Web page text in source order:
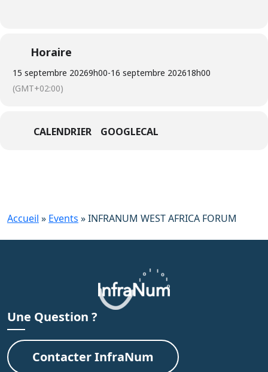
Horaire
15 septembre 20269h00-16 septembre 202618h00
(GMT+02:00)
CALENDRIER GOOGLECAL
Accueil » Events »INFRANUM WEST AFRICA FORUM
Une Question ?
Contacter InfraNum